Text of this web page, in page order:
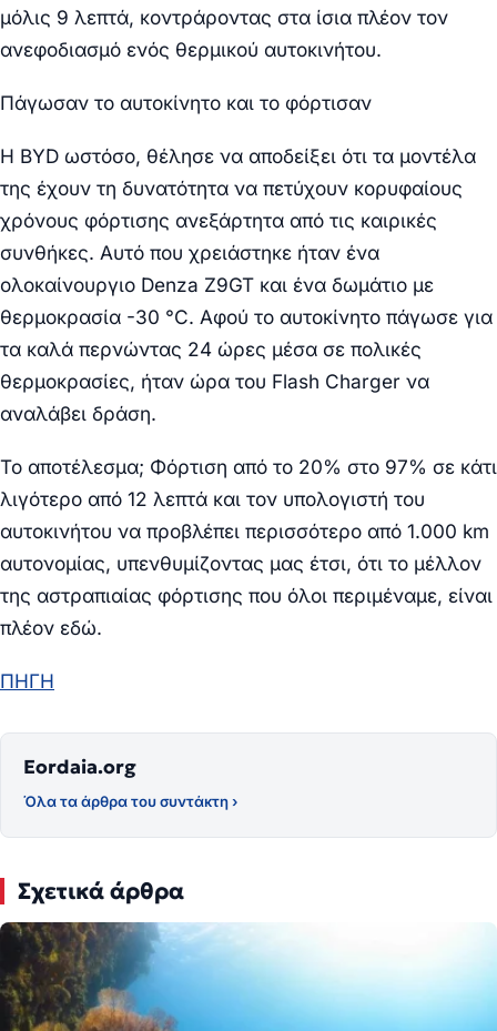
μόλις 9 λεπτά, κοντράροντας στα ίσια πλέον τον
ανεφοδιασμό ενός θερμικού αυτοκινήτου.
Πάγωσαν το αυτοκίνητο και το φόρτισαν
H BYD ωστόσο, θέλησε να αποδείξει ότι τα μοντέλα
της έχουν τη δυνατότητα να πετύχουν κορυφαίους
χρόνους φόρτισης ανεξάρτητα από τις καιρικές
συνθήκες. Αυτό που χρειάστηκε ήταν ένα
ολοκαίνουργιο Denza Z9GT και ένα δωμάτιο με
θερμοκρασία -30 °C. Αφού το αυτοκίνητο πάγωσε για
τα καλά περνώντας 24 ώρες μέσα σε πολικές
θερμοκρασίες, ήταν ώρα του Flash Charger να
αναλάβει δράση.
Το αποτέλεσμα; Φόρτιση από το 20% στο 97% σε κάτι
λιγότερο από 12 λεπτά και τον υπολογιστή του
αυτοκινήτου να προβλέπει περισσότερο από 1.000 km
αυτονομίας, υπενθυμίζοντας μας έτσι, ότι το μέλλον
της αστραπιαίας φόρτισης που όλοι περιμέναμε, είναι
πλέον εδώ.
ΠΗΓΗ
Eordaia.org
Όλα τα άρθρα του συντάκτη ›
Σχετικά άρθρα